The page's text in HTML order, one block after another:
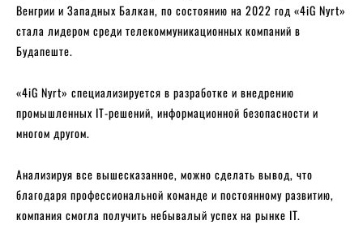
Венгрии и Западных Балкан, по состоянию на 2022 год «4iG Nyrt»
стала лидером среди телекоммуникационных компаний в
Будапеште.
«4iG Nyrt» специализируется в разработке и внедрению
промышленных IT-решений, информационной безопасности и
многом другом.
Анализируя все вышесказанное, можно сделать вывод, что
благодаря профессиональной команде и постоянному развитию,
компания смогла получить небывалый успех на рынке IT.